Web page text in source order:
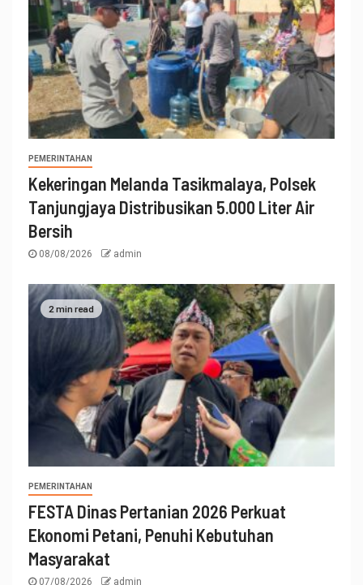
PEMERINTAHAN
Kekeringan Melanda Tasikmalaya, Polsek
Tanjungjaya Distribusikan 5.000 Liter Air
Bersih
08/08/2026 admin
2 min read
PEMERINTAHAN
FESTA Dinas Pertanian 2026 Perkuat
Ekonomi Petani, Penuhi Kebutuhan
Masyarakat
07/08/2026 admin